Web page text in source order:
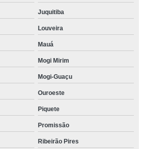
Juquitiba
Louveira
Mauá
Mogi Mirim
Mogi-Guaçu
Ouroeste
Piquete
Promissão
Ribeirão Pires